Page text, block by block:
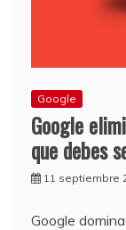
Google
Google
que debes
11 septiembre
Google